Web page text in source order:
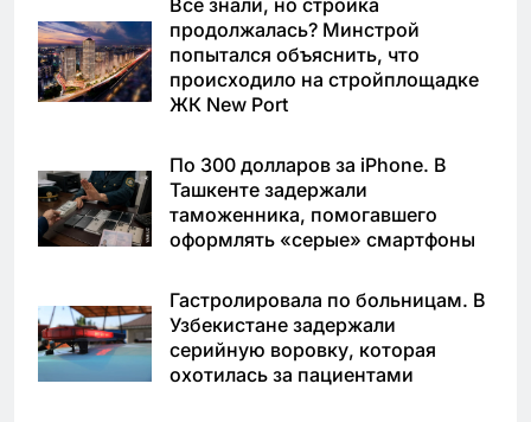
Все знали, но стройка
продолжалась? Минстрой
попытался объяснить, что
происходило на стройплощадке
ЖК New Port
По 300 долларов за iPhone. В
Ташкенте задержали
таможенника, помогавшего
оформлять «серые» смартфоны
Гастролировала по больницам. В
Узбекистане задержали
серийную воровку, которая
охотилась за пациентами